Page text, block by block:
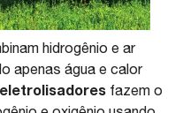
hidrogênio e ar
apenas água e calor
eletrolisadores fazem o